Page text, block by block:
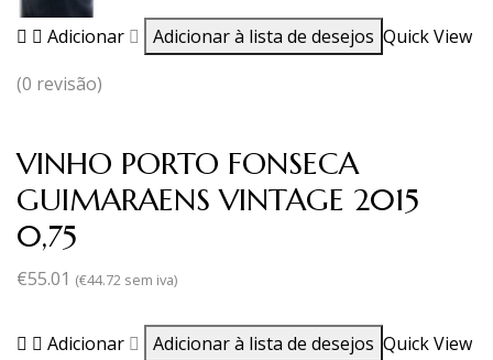
Adicionar Adicionar à lista de desejos Quick View
(0 revisão)
VINHO PORTO FONSECA
GUIMARAENS VINTAGE 2015
0,75
€55.01 (€44.72 sem iva)
Adicionar Adicionar à lista de desejos Quick View